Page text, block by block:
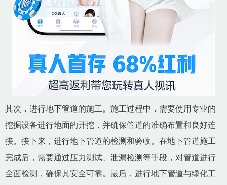
其次，进行地下管道的施工。施工过程中，需要使用专业的
挖掘设备进行地面的开挖，并确保管道的准确布置和良好连
接。接下来，进行地下管道的检测和验收。在地下管道施工
完成后，需要通过压力测试、泄漏检测等手段，对管道进行
全面检测，确保其安全可靠。最后，进行地下管道与绿化工